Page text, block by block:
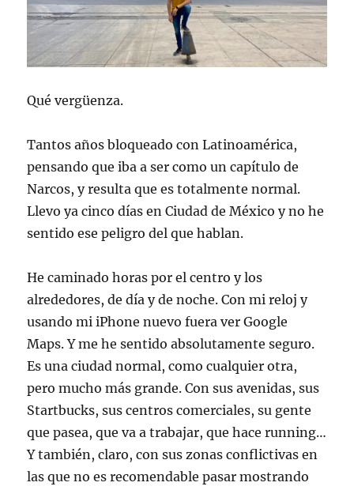
Qué vergüenza.
Tantos años bloqueado con Latinoamérica,
pensando que iba a ser como un capítulo de
Narcos, y resulta que es totalmente normal.
Llevo ya cinco días en Ciudad de México y no he
sentido ese peligro del que hablan.
He caminado horas por el centro y los
alrededores, de día y de noche. Con mi reloj y
usando mi iPhone nuevo fuera ver Google
Maps. Y me he sentido absolutamente seguro.
Es una ciudad normal, como cualquier otra,
pero mucho más grande. Con sus avenidas, sus
Startbucks, sus centros comerciales, su gente
que pasea, que va a trabajar, que hace running…
Y también, claro, con sus zonas conflictivas en
las que no es recomendable pasar mostrando